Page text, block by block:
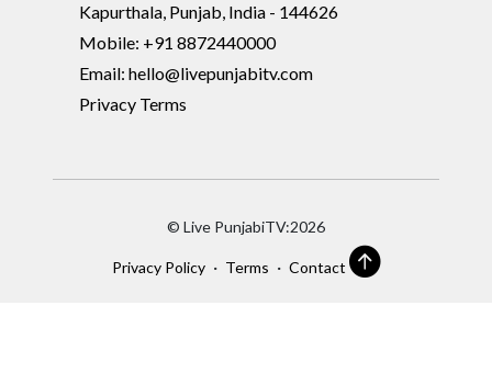
Kapurthala, Punjab, India - 144626
Mobile: +91 8872440000
Email: hello@livepunjabitv.com
Privacy Terms
© Live PunjabiTV:2026
Privacy Policy · Terms · Contact